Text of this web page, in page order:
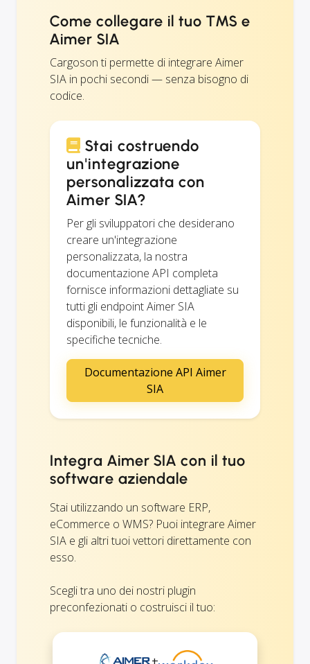
Come collegare il tuo TMS e
Aimer SIA
Cargoson ti permette di integrare Aimer
SIA in pochi secondi — senza bisogno di
codice.
Stai costruendo
un'integrazione
personalizzata con
Aimer SIA?
Per gli sviluppatori che desiderano
creare un'integrazione
personalizzata, la nostra
documentazione API completa
fornisce informazioni dettagliate su
tutti gli endpoint Aimer SIA
disponibili, le funzionalità e le
specifiche tecniche.
Documentazione API Aimer
SIA
Integra Aimer SIA con il tuo
software aziendale
Stai utilizzando un software ERP,
eCommerce o WMS? Puoi integrare Aimer
SIA e gli altri tuoi vettori direttamente con
esso.
Scegli tra uno dei nostri plugin
preconfezionati o costruisci il tuo: